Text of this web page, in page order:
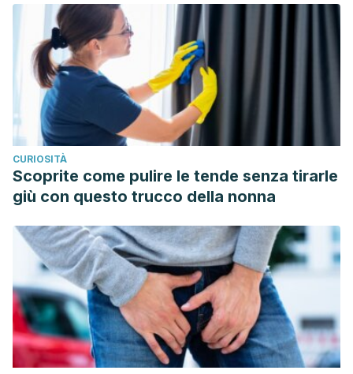
September 3, 2019, from https://www.fisterra.com/guias-
clinicas/cervicalgia-dorsalgia/
CURIOSITÀ
Scoprite come pulire le tende senza tirarle
giù con questo trucco della nonna